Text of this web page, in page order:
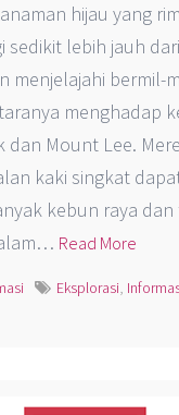
hijau yang
sedikit lebih jauh
menjelajahi bermil-
menghadap
dan Mount Lee.
kaki singkat
kebun raya dan
Read More
Eksplorasi,